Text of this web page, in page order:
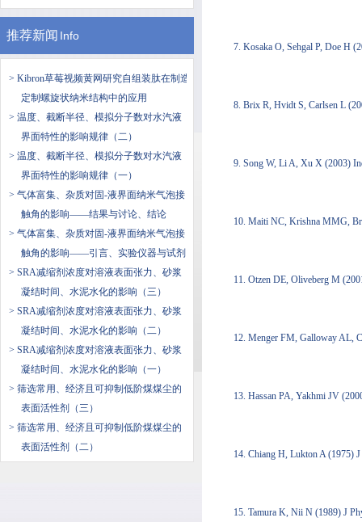
推荐新闻 Info
> Kibron草莓视频黄网研究自组装肽在制造
定制螺旋状纳米结构中的应用
> 温度、截断半径、模拟分子数对水汽液
界面特性的影响规律（二）
> 温度、截断半径、模拟分子数对水汽液
界面特性的影响规律（一）
> 气体富集、杂质对固-液界面纳米气泡接
触角的影响——结果与讨论、结论
> 气体富集、杂质对固-液界面纳米气泡接
触角的影响——引言、实验仪器与试剂
> SRA减缩剂浓度对溶液表面张力、砂浆
凝结时间、水泥水化的影响（三）
> SRA减缩剂浓度对溶液表面张力、砂浆
凝结时间、水泥水化的影响（二）
> SRA减缩剂浓度对溶液表面张力、砂浆
凝结时间、水泥水化的影响（一）
> 筛选常用、经济且可抑制低阶煤煤尘的
表面活性剂（三）
> 筛选常用、经济且可抑制低阶煤煤尘的
表面活性剂（二）
7. Kosaka O, Sehgal P, Doe H
8. Brix R, Hvidt S, Carlsen L
9. Song W, Li A, Xu X (2003)
10. Maiti NC, Krishna MMG,
11. Otzen DE, Oliveberg M
12. Menger FM, Galloway AL,
13. Hassan PA, Yakhmi JV
14. Chiang H, Lukton A (1975)
15. Tamura K, Nii N (1989) J